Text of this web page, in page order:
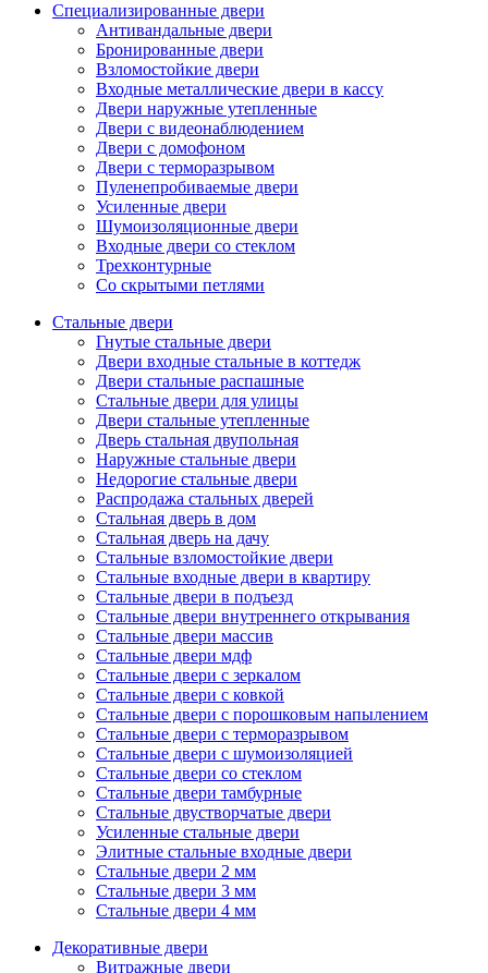
Специализированные двери
Антивандальные двери
Бронированные двери
Взломостойкие двери
Входные металлические двери в кассу
Двери наружные утепленные
Двери с видеонаблюдением
Двери с домофоном
Двери с терморазрывом
Пуленепробиваемые двери
Усиленные двери
Шумоизоляционные двери
Входные двери со стеклом
Трехконтурные
Со скрытыми петлями
Стальные двери
Гнутые стальные двери
Двери входные стальные в коттедж
Двери стальные распашные
Стальные двери для улицы
Двери стальные утепленные
Дверь стальная двупольная
Наружные стальные двери
Недорогие стальные двери
Распродажа стальных дверей
Стальная дверь в дом
Стальная дверь на дачу
Стальные взломостойкие двери
Стальные входные двери в квартиру
Стальные двери в подъезд
Стальные двери внутреннего открывания
Стальные двери массив
Стальные двери мдф
Стальные двери с зеркалом
Стальные двери с ковкой
Стальные двери с порошковым напылением
Стальные двери с терморазрывом
Стальные двери с шумоизоляцией
Стальные двери со стеклом
Стальные двери тамбурные
Стальные двустворчатые двери
Усиленные стальные двери
Элитные стальные входные двери
Стальные двери 2 мм
Стальные двери 3 мм
Стальные двери 4 мм
Декоративные двери
Витражные двери